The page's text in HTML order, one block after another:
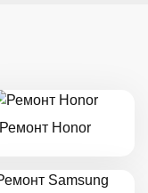
Ремонт Honor